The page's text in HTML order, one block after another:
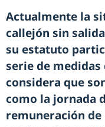
Actualmente la
callejón sin
su estatuto
serie de
considera que
como la jornada
remuneración de